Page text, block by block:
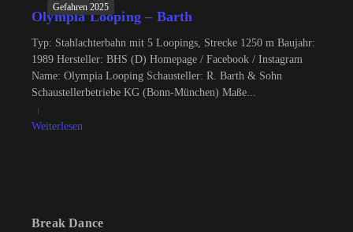
Gefahren 2025
Olympia Looping – Barth
Typ: Stahlachterbahn mit 5 Loopings, Strecke 1250 m Baujahr:
1989 Hersteller: BHS (D) Homepage / Facebook / Instagram
Name: Olympia Looping Schausteller: R. Barth & Sohn
Schaustellerbetriebe KG (Bonn-München) Maße...
Weiterlesen
Break Dance